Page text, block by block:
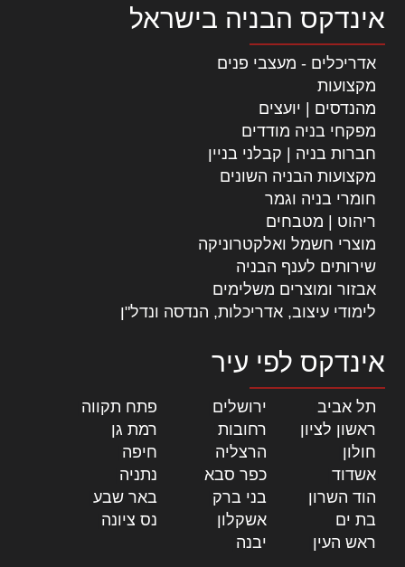
אינדקס הבניה בישראל
אדריכלים - מעצבי פנים
מקצועות
מהנדסים | יועצים
מפקחי בניה מודדים
חברות בניה | קבלני בניין
מקצועות הבניה השונים
חומרי בניה וגמר
ריהוט | מטבחים
מוצרי חשמל ואלקטרוניקה
שירותים לענף הבניה
אבזור ומוצרים משלימים
לימודי עיצוב, אדריכלות, הנדסה ונדל"ן
אינדקס לפי עיר
תל אביב ירושלים פתח תקווה
ראשון לציון
רחובות רמת גן
חולון
הרצליה חיפה
אשדוד
כפר סבא נתניה
הוד השרון
בני ברק באר שבע
בת ים
אשקלון נס ציונה
ראש העין
יבנה